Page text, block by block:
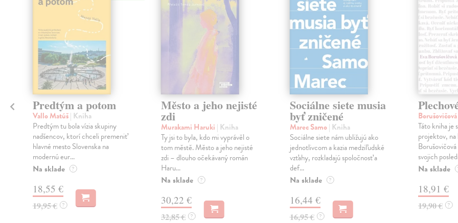
Predtým a potom
Vallo Matúš| Kniha
Predtým tu bola vízia skupiny
nadšencov, ktorí chceli premeniť
hlavné mesto Slovenska na
modernú eur...
Na sklade ?
18,55 €
19,95 € ?
Město a jeho nejisté
zdi
Murakami Haruki | Kniha
Ty jsi to byla, kdo mi vyprávěl o
tom městě. Město a jeho nejisté
zdi – dlouho očekávaný román
Haru...
Na sklade ?
30,22 €
32,85 € ?
Sociálne siete musia
byť zničené
Marec Samo| Kniha
Sociálne siete nám ubližujú ako
jednotlivcom a kazia medziľudské
vzťahy, rozkladajú spoločnosť a
def...
Na sklade ?
16,44 €
16,95 € ?
Táto kniha je
projektov,
svojich
Na sklade
18,91 €
19,90 € ?